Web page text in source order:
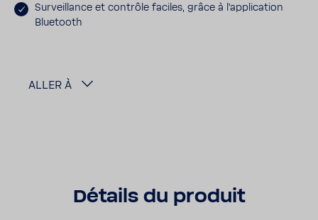
Surveillance et contrôle faciles, grâce à l'ap­pli­ca­tion
Blue­tooth
ALLER À
Détails du produit